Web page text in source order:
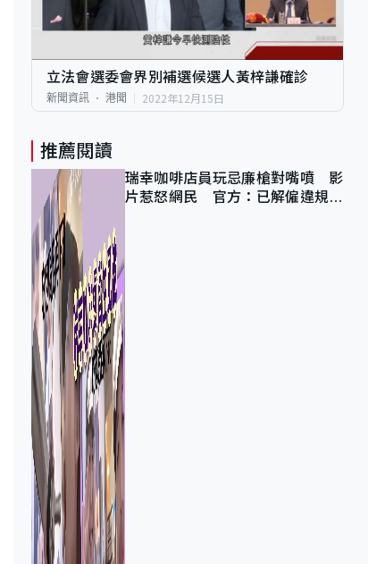
立法會選委會界別補選候選人黃梓謙確診
新聞資訊 港聞 2022年12月15日
推薦閱讀
瑞幸咖啡店員玩忌廉槍對嘴噴 影
片惹怒網民 官方：已解僱違規員